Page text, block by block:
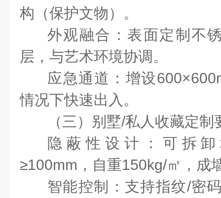
构（保护文物）。
外观融合：表面定制不
层，与艺术环境协调。
应急通道：增设600×
情况下快速出入。
（三）别墅/私人收藏定制
隐蔽性设计：可拆
≥100mm ，自重150kg/㎡，成
智能控制：支持指纹/密